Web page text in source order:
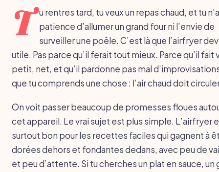
T u rentres tard, tu veux un repas chaud, et tu
patience d’allumer un grand four ni l’envie de
surveiller une poêle. C’est là que l’airfryer
utile. Pas parce qu’il ferait tout mieux. Parce qu’il fait
petit, net, et qu’il pardonne pas mal
que tu comprends une chose : l’air chaud doit
On voit passer beaucoup de promesses floues
cet appareil. Le vrai sujet est plus simple. L’airfryer
surtout bon pour les recettes faciles qui gagnent à
dorées dehors et fondantes dedans, avec peu de
et peu d’attente. Si tu cherches un plat en sauce, un